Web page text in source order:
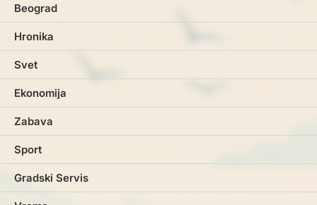
Beograd
Hronika
Svet
Ekonomija
Zabava
Sport
Gradski Servis